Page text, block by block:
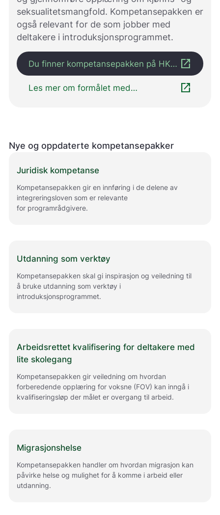
seksualitetsmangfold. Kompetansepakken er
også relevant for de som jobber med
deltakere i introduksjonsprogrammet.
Du finner kompetansepakken på HK-
dir sine nettsider
open_in_new
Les mer om formålet med
open_in_new
Nye og oppdaterte kompetansepakker
Juridisk kompetanse
Kompetansepakken gir en innføring i de delene av
integreringsloven som er relevante
for programrådgivere.
Utdanning som verktøy
Kompetansepakken skal gi inspirasjon og veiledning til
å bruke utdanning som verktøy i
introduksjonsprogrammet.
Arbeidsrettet kvalifisering for deltakere med
lite skolegang
Kompetansepakken gir veiledning om hvordan
forberedende opplæring for voksne (FOV) kan inngå i
kvalifiseringsløp der målet er overgang til arbeid.
Migrasjonshelse
Kompetansepakken handler om hvordan migrasjon kan
påvirke helse og mulighet for å komme i arbeid eller
utdanning.